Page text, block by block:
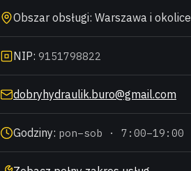
Obszar obsługi: Warszawa i okolice
NIP: 9151798822
dobryhydraulik.buro@gmail.com
Godziny: pon–sob · 7:00–19:00